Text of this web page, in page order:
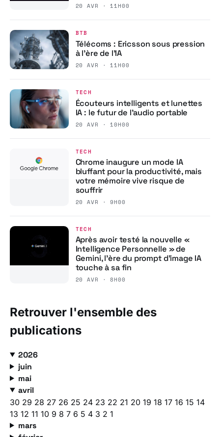
20 AVR · 11H00
BTB
Télécoms : Ericsson sous pression
à l’ère de l’IA
20 AVR · 11H00
TECH
Écouteurs intelligents et lunettes
IA : le futur de l’audio portable
20 AVR · 10H00
TECH
Chrome inaugure un mode IA
bluffant pour la productivité, mais
votre mémoire vive risque de
souffrir
20 AVR · 9H00
TECH
Après avoir testé la nouvelle «
Intelligence Personnelle » de
Gemini, l’ère du prompt d’image IA
touche à sa fin
20 AVR · 8H00
Retrouver l'ensemble des
publications
2026
juin
mai
avril
30 29 28 27 26 25 24 23 22 21 20 19 18 17 16 15 14
13 12 11 10 9 8 7 6 5 4 3 2 1
mars